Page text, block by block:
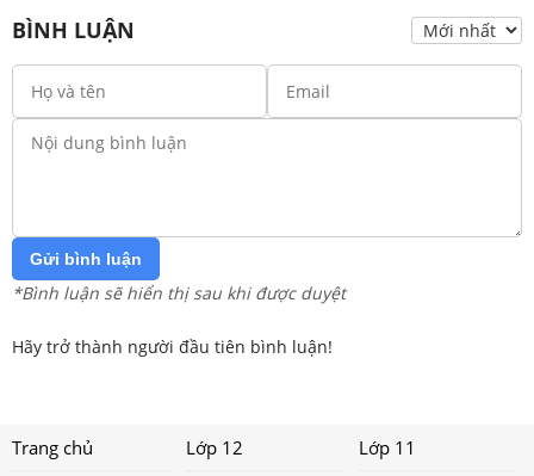
BÌNH LUẬN
Gửi bình luận
*Bình luận sẽ hiển thị sau khi được duyệt
Hãy trở thành người đầu tiên bình luận!
Trang chủ Lớp 12
Lớp 11